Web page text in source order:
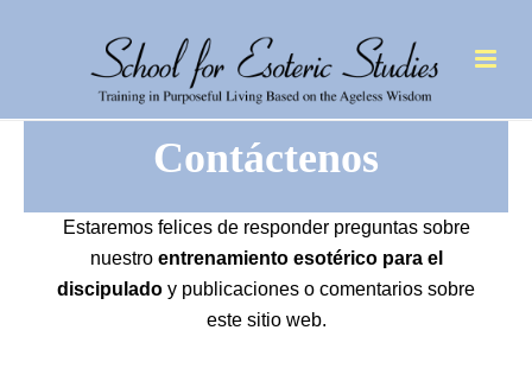
Contáctenos
Estaremos felices de responder preguntas sobre
nuestro entrenamiento esotérico para el
discipulado y publicaciones o comentarios sobre
este sitio web.